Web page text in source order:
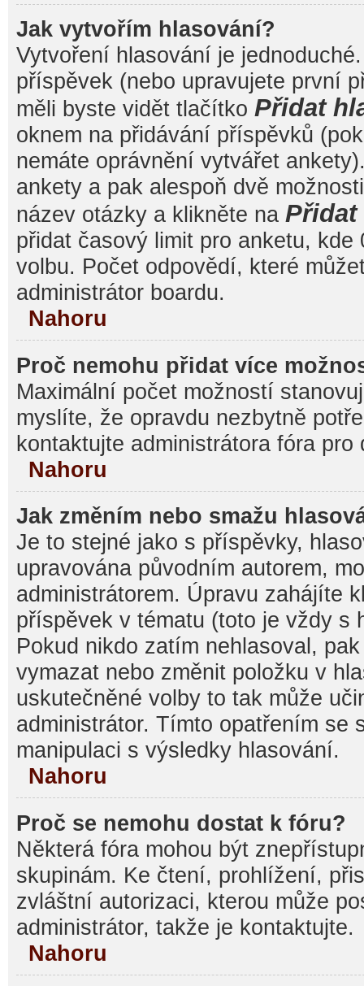
Jak vytvořím hlasování?
Vytvoření hlasování je
příspěvek (nebo upravujete první
měli byste vidět tlačítko Přidat
oknem na přidávání příspěvků
nemáte oprávnění vytvářet
ankety a pak alespoň dvě
název otázky a klikněte na
přidat časový limit pro anketu, kde
volbu. Počet odpovědí, které
administrátor boardu.
Nahoru
Proč nemohu přidat více
Maximální počet možností
myslíte, že opravdu nezbytně
kontaktujte administrátora fóra pro
Nahoru
Jak změním nebo smažu
Je to stejné jako s příspěvky,
upravována původním autorem,
administrátorem. Úpravu zahájíte
příspěvek v tématu (toto je vždy s
Pokud nikdo zatím nehlasoval,
vymazat nebo změnit položku v
uskutečněné volby to tak může
administrátor. Tímto opatřením se
manipulaci s výsledky hlasování.
Nahoru
Proč se nemohu dostat k fóru?
Některá fóra mohou být
skupinám. Ke čtení, prohlížení,
zvláštní autorizaci, kterou může
administrátor, takže je kontaktujte.
Nahoru